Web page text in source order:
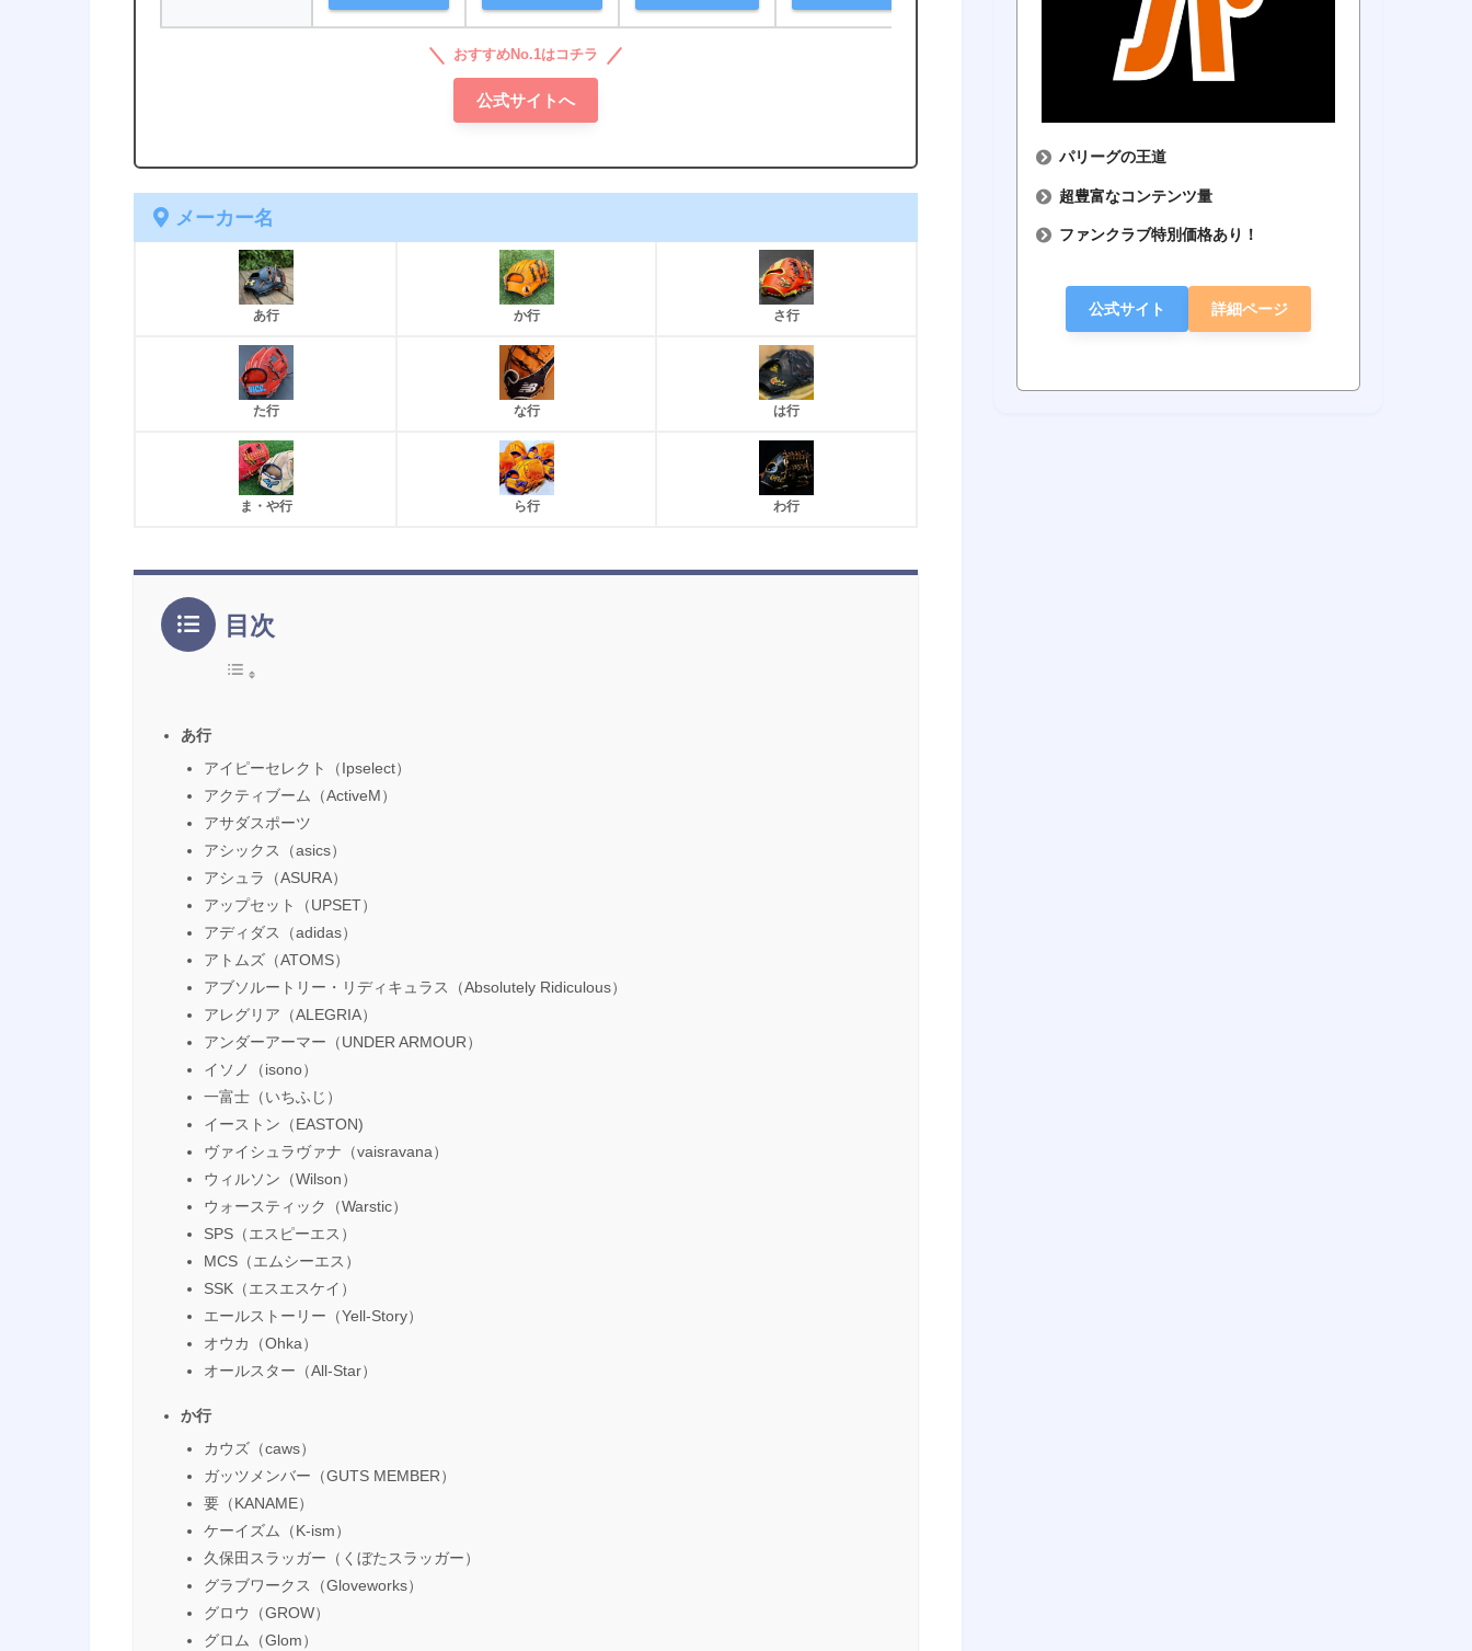
おすすめNo.1はコチラ
公式サイトへ
メーカー名
あ行 か行 さ行
た行 な行 は行
ま・や行 ら行 わ行
目次
あ行
アイピーセレクト（Ipselect）
アクティブーム（ActiveM）
アサダスポーツ
アシックス（asics）
アシュラ（ASURA）
アップセット（UPSET）
アディダス（adidas）
アトムズ（ATOMS）
アブソルートリー・リディキュラス（Absolutely Ridiculous）
アレグリア（ALEGRIA）
アンダーアーマー（UNDER ARMOUR）
イソノ（isono）
一富士（いちふじ）
イーストン（EASTON)
ヴァイシュラヴァナ（vaisravana）
ウィルソン（Wilson）
ウォースティック（Warstic）
SPS（エスピーエス）
MCS（エムシーエス）
SSK（エスエスケイ）
エールストーリー（Yell-Story）
オウカ（Ohka）
オールスター（All-Star）
か行
カウズ（caws）
ガッツメンバー（GUTS MEMBER）
要（KANAME）
ケーイズム（K-ism）
久保田スラッガー（くぼたスラッガー）
グラブワークス（Gloveworks）
グロウ（GROW）
グロム（Glom）
パリーグの王道
超豊富なコンテンツ量
ファンクラブ特別価格あり！
公式サイト 詳細ページ